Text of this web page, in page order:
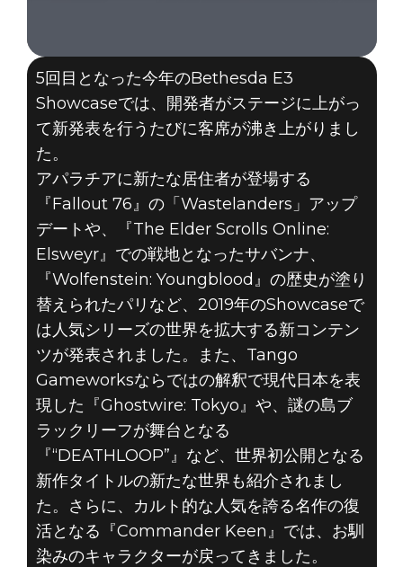
2019年6月09日
E3 2019での
BETHESDAから
の発表内容
5回目となった今年のBethesda E3
Showcaseでは、開発者がステージに上がっ
て新発表を行うたびに客席が沸き上がりまし
た。
アパラチアに新たな居住者が登場する
『Fallout 76』の「Wastelanders」アップ
デートや、『The Elder Scrolls Online:
Elsweyr』での戦地となったサバンナ、
『Wolfenstein: Youngblood』の歴史が塗り
替えられたパリなど、2019年のShowcaseで
は人気シリーズの世界を拡大する新コンテン
ツが発表されました。また、Tango
Gameworksならではの解釈で現代日本を表
現した『Ghostwire: Tokyo』や、謎の島ブ
ラックリーフが舞台となる
『“DEATHLOOP”』など、世界初公開となる
新作タイトルの新たな世界も紹介されまし
た。さらに、カルト的な人気を誇る名作の復
活となる『Commander Keen』では、お馴
染みのキャラクターが戻ってきました。